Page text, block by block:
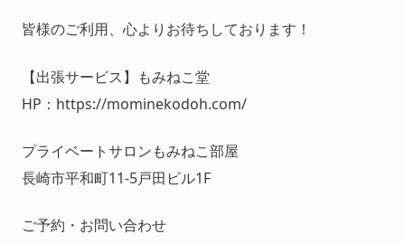
皆様のご利用、心よりお待ちしております！
【出張サービス】もみねこ堂
HP：https://mominekodoh.com/
プライベートサロンもみねこ部屋
長崎市平和町11-5戸田ビル1F
ご予約・お問い合わせ